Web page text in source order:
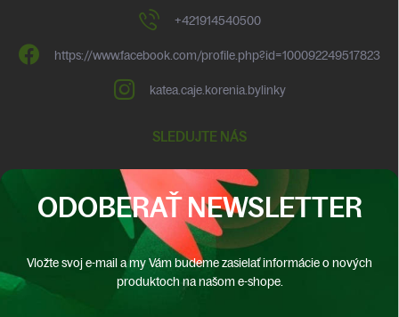
+421914540500
https://www.facebook.com/profile.php?id=100092249517823
katea.caje.korenia.bylinky
SLEDUJTE NÁS
ODOBERAŤ NEWSLETTER
Vložte svoj e-mail a my Vám budeme zasielať informácie o nových
produktoch na našom e-shope.